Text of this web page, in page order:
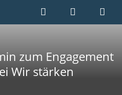
zum Engagement
Wir stärken